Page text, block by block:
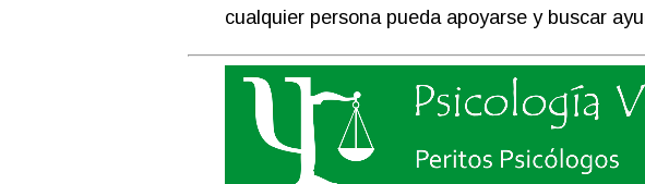
cualquier persona pueda apoyarse y buscar